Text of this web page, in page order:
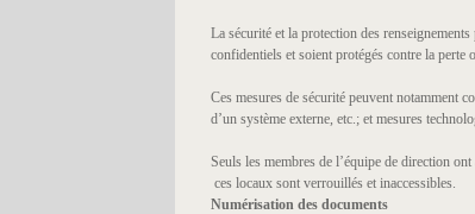
La sécurité et la protection des
confidentiels et soient protégés contre la
Ces mesures de sécurité peuvent notamment
d’un système externe, etc.; et mesures
Seuls les membres de l’équipe de direction
ces locaux sont verrouillés et inaccessibles.
Numérisation des documents